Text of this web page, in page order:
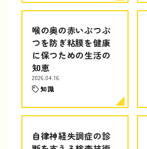
喉の奥の赤いぶつぶ
つを防ぎ粘膜を健康
に保つための生活の
知恵
2026.04.16
知識
自律神経失調症の診